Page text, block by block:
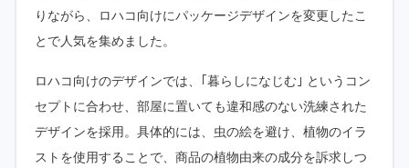
りながら、ロハコ向けにパッケージデザインを変更したこ
とで人気を集めました。
ロハコ向けのデザインでは、｢暮らしになじむ｣ というコン
セプトに合わせ、部屋に置いても違和感のない洗練された
デザインを採用。具体的には、虫の絵を避け、植物のイラ
ストを使用することで、商品の植物由来の成分を訴求しつ